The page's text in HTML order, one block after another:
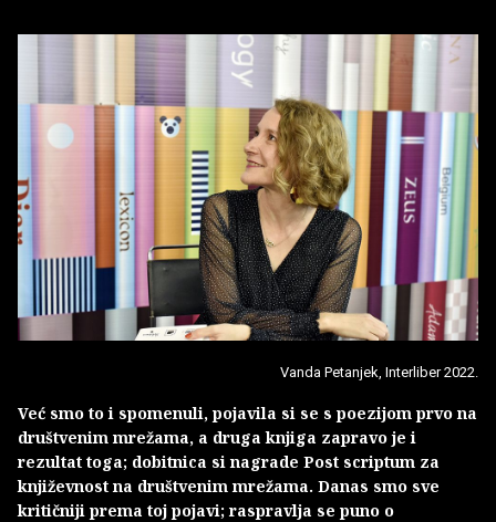
Vanda Petanjek, Interliber 2022.
Već smo to i spomenuli, pojavila si se s poezijom prvo na
društvenim mrežama, a druga knjiga zapravo je i
rezultat toga; dobitnica si nagrade Post scriptum za
književnost na društvenim mrežama. Danas smo sve
kritičniji prema toj pojavi; raspravlja se puno o